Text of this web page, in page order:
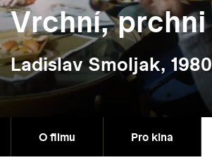
Vrchní, prchni
Ladislav Smoljak, 1980
O filmu Pro kina